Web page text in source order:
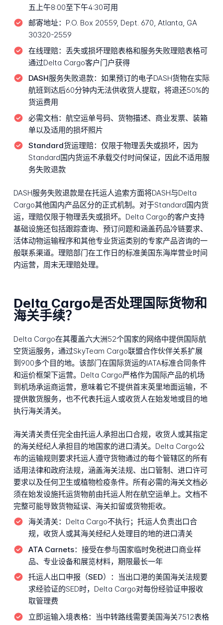
五上午8:00至下午4:30可用
邮寄地址： P.O. Box 20559, Dept. 670, Atlanta, GA
30320-2559
在线理赔： 丢失或损坏理赔表格和服务失败理赔表格可
通过Delta Cargo客户门户获得
DASH服务失败退款： 如果预订的电子DASH货物在实际
航班到达后60分钟内无法供收货人提取，将退还50%的
货运费用
必需文档： 航空运单号码、货物描述、商业发票、装箱
单以及适用的损坏照片
Standard货运理赔： 仅限于物理丢失或损坏，因为
Standard国内货运不承载交付时间保证，因此不适用服
务失败退款
DASH服务失败退款是在托运人追索方面将DASH与Delta
Cargo其他国内产品区分的正式机制。对于Standard国内货
运，理赔仅限于物理丢失或损坏。Delta Cargo的客户支持
基础设施还包括跟踪查询、预订问题和涵盖药品冷链要求、
活体动物运输程序和其他专业货运类别的专家产品咨询的一
般联系渠道。理赔部门在工作日的标准美国东海岸营业时间
内运营，周末无理赔处理。
Delta Cargo是否处理国际货物和
海关手续？
Delta Cargo在其覆盖六大洲52个国家的网络中提供国际航
空货运服务，通过SkyTeam Cargo联盟合作伙伴关系扩展
到900多个目的地。该部门在国际货运的IATA标准合同条件
和运价框架下运营。Delta Cargo严格作为国际产品的机场
到机场承运商运营，意味着它不提供首末英里地面运输，不
提供散货服务，也不代表托运人或收货人在始发地或目的地
执行海关清关。
海关清关责任完全由托运人承担出口合规，收货人或其指定
的海关经纪人承担目的地国家的进口清关。Delta Cargo公
布的运输规则要求托运人遵守货物通过的每个管辖区的所有
适用法律和政府法规，涵盖海关法规、出口管制、进口许可
要求以及任何卫生或植物检疫条件。所有必需的海关文档必
须在始发设施托运货物前由托运人附在航空运单上。文档不
完整可能导致货物延误、海关扣留或货物拒收。
海关清关： Delta Cargo不执行；托运人负责出口合
规，收货人或其海关经纪人处理目的地的进口清关
ATA Carnets： 接受在参与国家临时免税进口商业样
品、专业设备和展览材料，期限最长一年
托运人出口申报（SED）：
当出口港的美国海关法规要
求经验证的SED时，Delta Cargo对每份经验证申报收
取管理费
立即运输入境表格：
当中转路线需要美国海关7512表格